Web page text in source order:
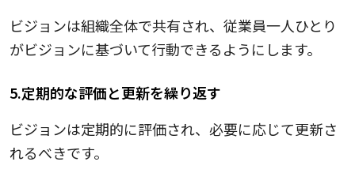
ビジョンは組織全体で共有され、従業員一人ひとり
がビジョンに基づいて行動できるようにします。
5.定期的な評価と更新を繰り返す
ビジョンは定期的に評価され、必要に応じて更新さ
れるべきです。